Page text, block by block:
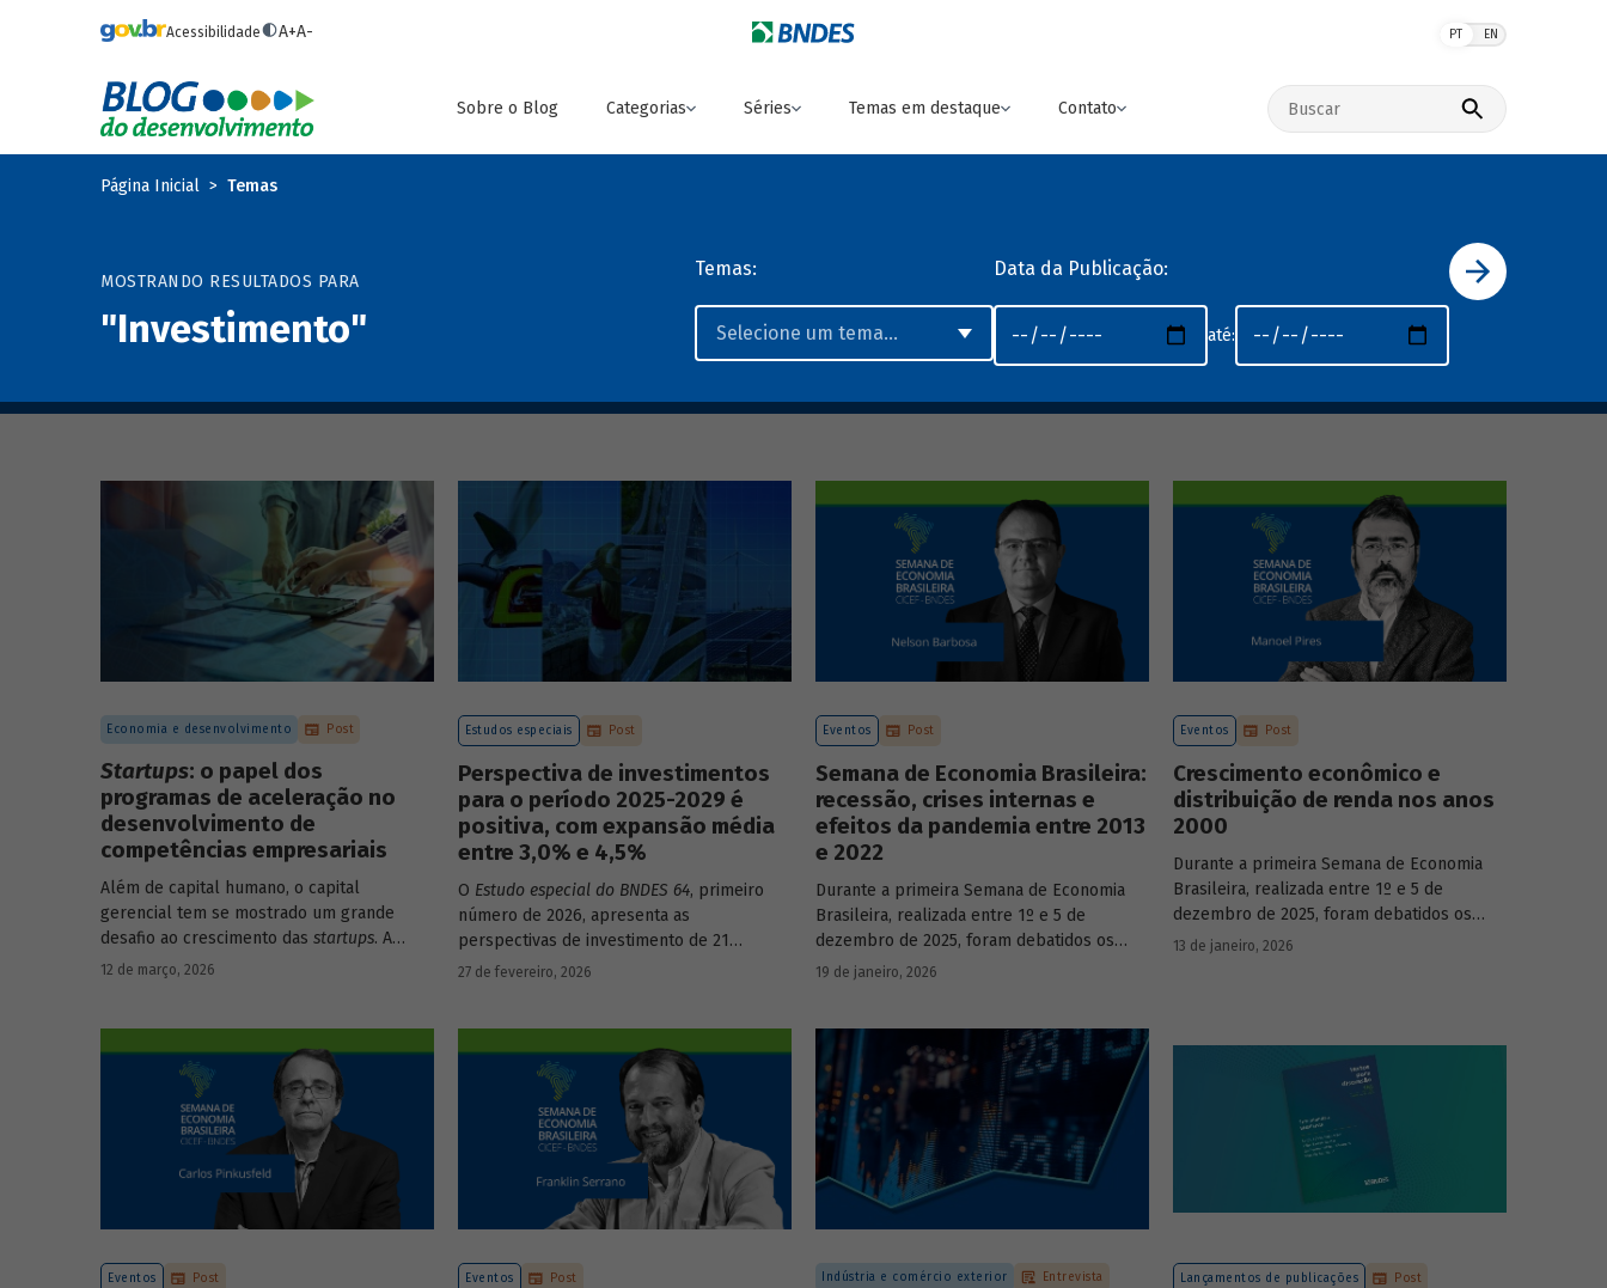
Acessibilidade A+A- PT EN
Sobre o Blog Categorias Séries Temas em destaque Contato
Buscar no site
Página Inicial Temas
MOSTRANDO RESULTADOS PARA
"Investimento"
Temas: Data da Publicação:
até:
Economia e desenvolvimento Post
Startups: o papel dos
programas de aceleração no
desenvolvimento de
competências empresariais
Além de capital humano, o capital
gerencial tem se mostrado um grande
desafio ao crescimento das startups. A
avaliação do BNDES Garagem demonstra
12 de março, 2026
Estudos especiais Post
Perspectiva de investimentos
para o período 2025-2029 é
positiva, com expansão média
entre 3,0% e 4,5%
O Estudo especial do BNDES 64, primeiro
número de 2026, apresenta as
perspectivas de investimento de 21
setores da economia brasileira para o
27 de fevereiro, 2026
Eventos Post
Semana de Economia Brasileira:
recessão, crises internas e
efeitos da pandemia entre 2013
e 2022
Durante a primeira Semana de Economia
Brasileira, realizada entre 1º e 5 de
dezembro de 2025, foram debatidos os
principais temas que marcaram a economia
renomados.
19 de janeiro, 2026
Eventos Post
Crescimento econômico e
distribuição de renda nos anos
2000
Durante a primeira Semana de Economia
Brasileira, realizada entre 1º e 5 de
dezembro de 2025, foram debatidos os
principais temas que marcaram a economia
13 de janeiro, 2026
Eventos Post Eventos Post Indústria e comércio exterior Entrevista Lançamentos de publicações Post